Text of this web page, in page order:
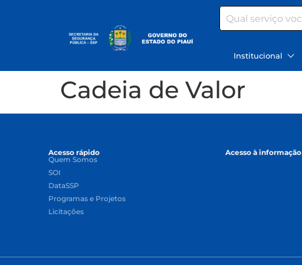
Search
Institucional
Cadeia de Valor
Acesso rápido
Quem Somos
SOI
DataSSP
Programas e Projetos
Licitações
Acesso à informação